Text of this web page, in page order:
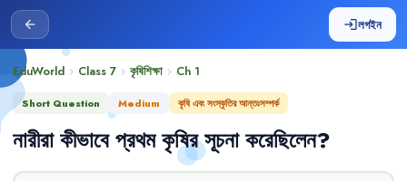
arrow_back loginলগইন
EduWorld chevron_right Class 7 chevron_right কৃষিশিক্ষা chevron_right Ch 1
Short Question Medium কৃষি এবং সংস্কৃতির আন্তঃসম্পর্ক
নারীরা কীভাবে প্রথম কৃষির সূচনা করেছিলেন?